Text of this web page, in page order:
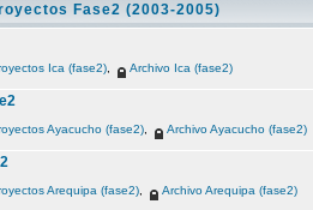
Fase2 (2003-2005)
Ica (fase2) Archivo Ica (fase2)
Ayacucho (fase2) Archivo Ayacucho (fase2)
Arequipa (fase2) Archivo Arequipa (fase2)